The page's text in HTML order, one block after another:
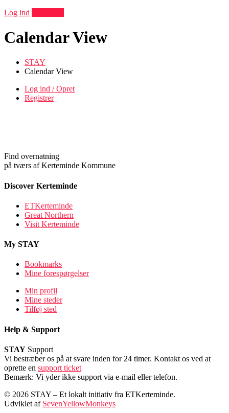
Log ind
Calendar View
STAY
Calendar View
Log ind / Opret
Registrer
Find overnatning
på tværs af Kerteminde Kommune
Discover Kerteminde
ETKerteminde
Great Northern
Visit Kerteminde
My STAY
Bookmarks
Mine forespørgelser
Min profil
Mine steder
Tilføj sted
Help & Support
STAY Support
Vi bestræber os på at svare inden for 24 timer. Kontakt os ved at
oprette en support ticket
Bemærk: Vi yder ikke support via e-mail eller telefon.
© 2026 STAY – Et lokalt initiativ fra ETKerteminde.
Udviklet af SevenYellowMonkeys